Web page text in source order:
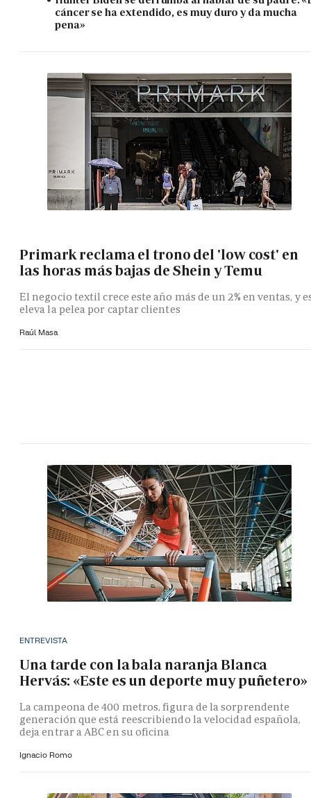
cáncer se ha extendido, es muy duro y da mucha
pena»
Primark reclama el trono del 'low cost' en
las horas más bajas de Shein y Temu
El negocio textil crece este año más de un 2% en ventas, y
eleva la pelea por captar clientes
Raúl Masa
ENTREVISTA
Una tarde con la bala naranja Blanca
Hervás: «Este es un deporte muy puñetero»
La campeona de 400 metros, figura de la sorprendente
generación que está reescribiendo la velocidad española,
deja entrar a ABC en su oficina
Ignacio Romo